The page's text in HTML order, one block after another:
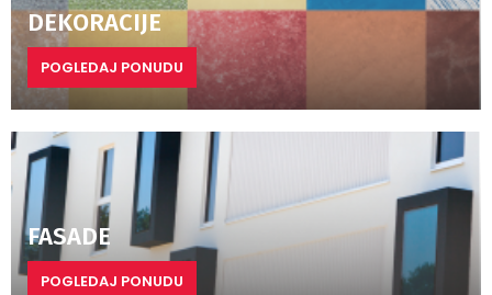
DEKORACIJE
POGLEDAJ PONUDU
FASADE
POGLEDAJ PONUDU